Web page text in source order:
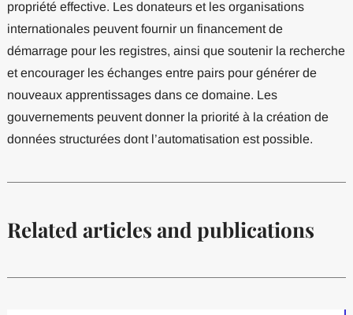
propriété effective. Les donateurs et les organisations
internationales peuvent fournir un financement de
démarrage pour les registres, ainsi que soutenir la recherche
et encourager les échanges entre pairs pour générer de
nouveaux apprentissages dans ce domaine. Les
gouvernements peuvent donner la priorité à la création de
données structurées dont l’automatisation est possible.
Related articles and publications